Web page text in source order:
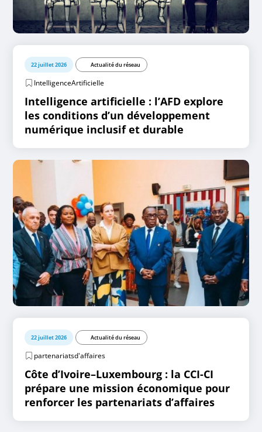
22 juillet 2026 Actualité du réseau
IntelligenceArtificielle
Intelligence artificielle : l’AFD explore
les conditions d’un développement
numérique inclusif et durable
22 juillet 2026 Actualité du réseau
partenariatsd'affaires
Côte d’Ivoire–Luxembourg : la CCI-CI
prépare une mission économique pour
renforcer les partenariats d’affaires